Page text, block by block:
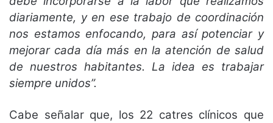
diariamente, y en ese trabajo de coordinación
nos estamos enfocando, para así potenciar y
mejorar cada día más en la atención de salud
de nuestros habitantes. La idea es trabajar
siempre unidos”.
Cabe señalar que, los 22 catres clínicos que